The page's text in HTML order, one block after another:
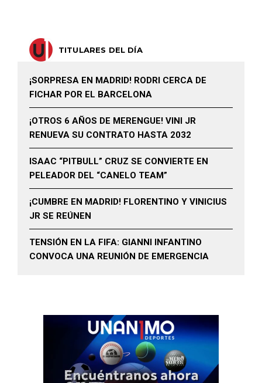
TITULARES DEL DÍA
¡SORPRESA EN MADRID! RODRI CERCA DE
FICHAR POR EL BARCELONA
¡OTROS 6 AÑOS DE MERENGUE! VINI JR
RENUEVA SU CONTRATO HASTA 2032
ISAAC “PITBULL” CRUZ SE CONVIERTE EN
PELEADOR DEL “CANELO TEAM”
¡CUMBRE EN MADRID! FLORENTINO Y VINICIUS
JR SE REÚNEN
TENSIÓN EN LA FIFA: GIANNI INFANTINO
CONVOCA UNA REUNIÓN DE EMERGENCIA